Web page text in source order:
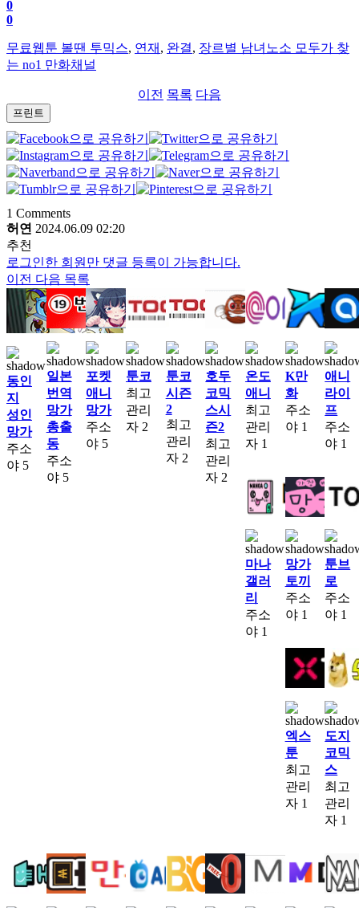
0
0
무료웹툰 볼땐 투믹스, 연재 , 완결, 장르별 남녀노소 모두가 찾
는 no1 만화채널
이전 목록 다음
프린트
1 Comments
허연 2024.06.09 02:20
추천
로그인한 회원만 댓글 등록이 가능합니다.
이전 다음 목록
동인
지
성인
망가
주소
야 5
일본
번역
망가
총출
동
주소
야 5
포켓
애니
망가
주소
야 5
툰코
최고
관리
자 2
툰코
시즌
2
최고
관리
자 2
호두
코믹
스시
즌2
최고
관리
자 2
온도
애니
최고
관리
자 1
K만
화
주소
야 1
애니
라이
프
주소
야 1
마나
갤러
리
주소
야 1
망가
토끼
주소
야 1
툰브
로
주소
야 1
엑스
툰
최고
관리
자 1
도지
코믹
스
최고
관리
자 1